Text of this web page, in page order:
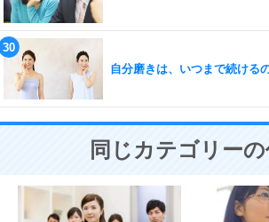
自分磨きは、いつまで続ける
同じカテゴリー